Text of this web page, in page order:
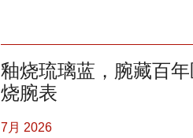
釉烧琉璃蓝，腕藏百
烧腕表
7月 2026